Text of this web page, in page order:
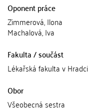
Oponent práce
Zimmerová, Ilona
Machalová, Iva
Fakulta / součást
Lékařská fakulta v
Obor
Všeobecná sestra